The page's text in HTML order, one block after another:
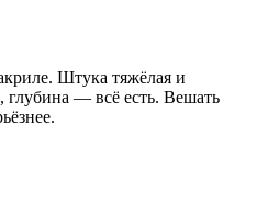
Штука тяжёлая и
глубина — всё есть. Вешать